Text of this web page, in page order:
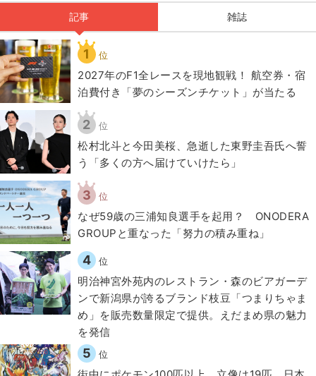
記事 雑誌
1 位
2027年のF1全レースを現地観戦！ 航空券・宿
泊費付き「夢のシーズンチケット」が当たる
2 位
松村北斗と今田美桜、急逝した東野圭吾氏へ誓
う「多くの方へ届けていけたら」
3 位
なぜ59歳の三浦知良選手を起用？ ONODERA
GROUPと重なった「努力の積み重ね」
4 位
明治神宮外苑内のレストラン・森のビアガーデ
ンで新潟県が誇るブランド枝豆「つまりちゃま
め」を販売数量限定で提供。えだまめ県の魅力
を発信
5 位